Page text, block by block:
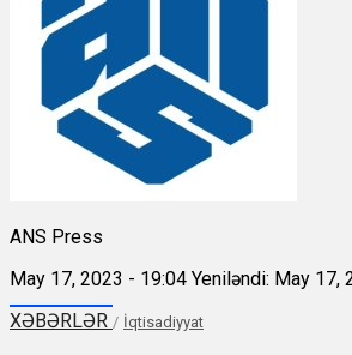
ANS Press
May 17, 2023 - 19:04 Yeniləndi: May 17,
XƏBƏRLƏR / İqtisadiyyat